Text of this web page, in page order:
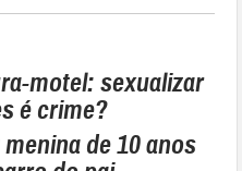
motel: sexualizar
é crime?
de 10 anos